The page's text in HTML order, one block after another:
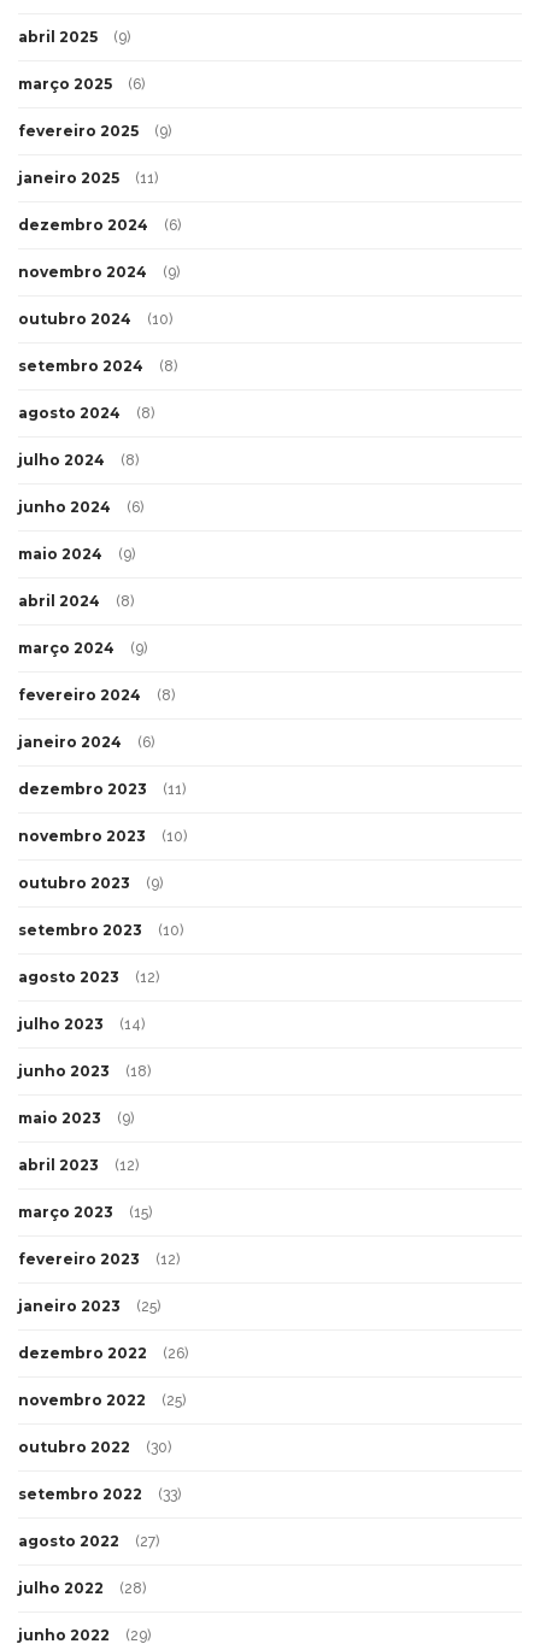
abril 2025 (9)
março 2025 (6)
fevereiro 2025 (9)
janeiro 2025 (11)
dezembro 2024 (6)
novembro 2024 (9)
outubro 2024 (10)
setembro 2024 (8)
agosto 2024 (8)
julho 2024 (8)
junho 2024 (6)
maio 2024 (9)
abril 2024 (8)
março 2024 (9)
fevereiro 2024 (8)
janeiro 2024 (6)
dezembro 2023 (11)
novembro 2023 (10)
outubro 2023 (9)
setembro 2023 (10)
agosto 2023 (12)
julho 2023 (14)
junho 2023 (18)
maio 2023 (9)
abril 2023 (12)
março 2023 (15)
fevereiro 2023 (12)
janeiro 2023 (25)
dezembro 2022 (26)
novembro 2022 (25)
outubro 2022 (30)
setembro 2022 (33)
agosto 2022 (27)
julho 2022 (28)
junho 2022 (29)